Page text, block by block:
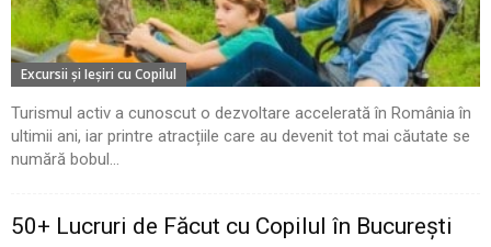
Excursii şi Ieşiri cu Copilul
Turismul activ a cunoscut o dezvoltare accelerată în România în
ultimii ani, iar printre atracțiile care au devenit tot mai căutate se
numără bobul...
50+ Lucruri de Făcut cu Copilul în București